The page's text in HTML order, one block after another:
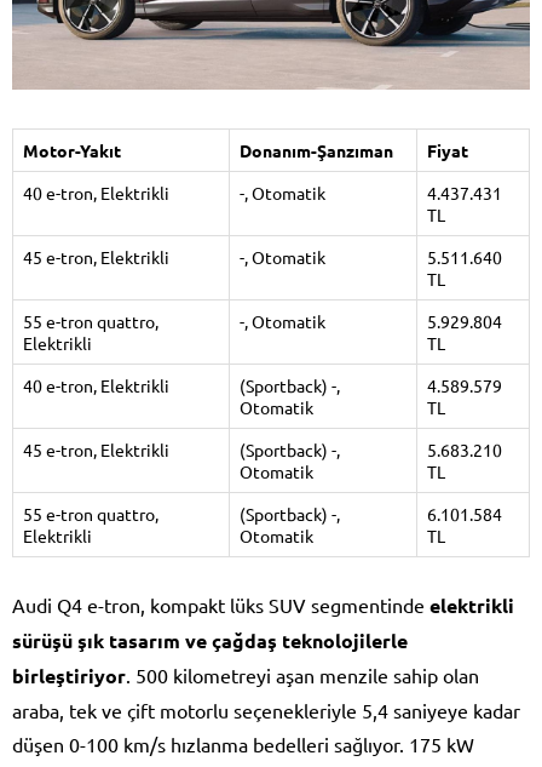
Motor-Yakıt Donanım-Şanzıman
Fiyat
40 e-tron, Elektrikli
-, Otomatik
4.437.431
TL
45 e-tron, Elektrikli
-, Otomatik
5.511.640
TL
55 e-tron quattro,
Elektrikli
-, Otomatik
5.929.804
TL
40 e-tron, Elektrikli
(Sportback) -,
Otomatik
4.589.579
TL
45 e-tron, Elektrikli
(Sportback) -,
Otomatik
5.683.210
TL
55 e-tron quattro,
Elektrikli
(Sportback) -,
Otomatik
6.101.584
TL
Audi Q4 e-tron, kompakt lüks SUV segmentinde elektrikli
sürüşü şık tasarım ve çağdaş teknolojilerle
birleştiriyor . 500 kilometreyi aşan menzile sahip olan
araba, tek ve çift motorlu seçenekleriyle 5,4 saniyeye kadar
düşen 0-100 km/s hızlanma bedelleri sağlıyor. 175 kW